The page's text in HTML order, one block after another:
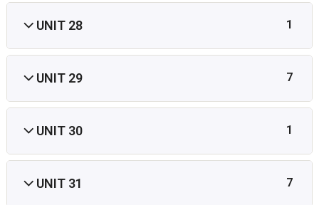
UNIT 28 1
UNIT 29 7
UNIT 30 1
UNIT 31 7